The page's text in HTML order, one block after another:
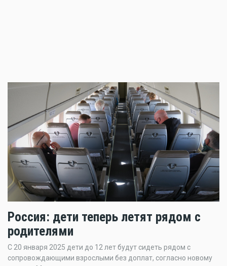
Россия: дети теперь летят рядом с
родителями
С 20 января 2025 дети до 12 лет будут сидеть рядом с
сопровождающими взрослыми без доплат, согласно новому